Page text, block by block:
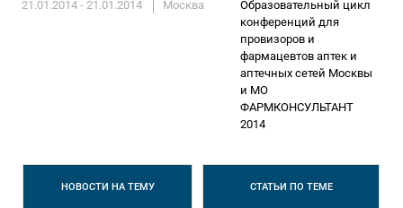
21.01.2014 - 21.01.2014 Москва
Образовательный цикл
конференций для
провизоров и
фармацевтов аптек и
аптечных сетей Москвы
и МО
ФАРМКОНСУЛЬТАНТ
2014
НОВОСТИ НА ТЕМУ СТАТЬИ ПО ТЕМЕ